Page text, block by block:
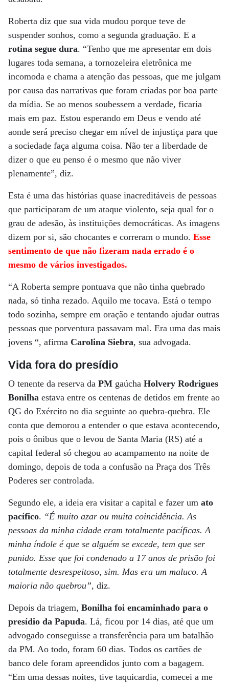
Roberta diz que sua vida mudou porque teve de
suspender sonhos, como a segunda graduação. E a
rotina segue dura. “Tenho que me apresentar em dois
lugares toda semana, a tornozeleira eletrônica me
incomoda e chama a atenção das pessoas, que me julgam
por causa das narrativas que foram criadas por boa parte
da mídia. Se ao menos soubessem a verdade, ficaria
mais em paz. Estou esperando em Deus e vendo até
aonde será preciso chegar em nível de injustiça para que
a sociedade faça alguma coisa. Não ter a liberdade de
dizer o que eu penso é o mesmo que não viver
plenamente”, diz.
Esta é uma das histórias quase inacreditáveis de pessoas
que participaram de um ataque violento, seja qual for o
grau de adesão, às instituições democráticas. As imagens
dizem por si, são chocantes e correram o mundo. Esse
sentimento de que não fizeram nada errado é o
mesmo de vários investigados.
“A Roberta sempre pontuava que não tinha quebrado
nada, só tinha rezado. Aquilo me tocava. Está o tempo
todo sozinha, sempre em oração e tentando ajudar outras
pessoas que porventura passavam mal. Era uma das mais
jovens “, afirma Carolina Siebra, sua advogada.
Vida fora do presídio
O tenente da reserva da PM gaúcha Holvery Rodrigues
Bonilha estava entre os centenas de detidos em frente ao
QG do Exército no dia seguinte ao quebra-quebra. Ele
conta que demorou a entender o que estava acontecendo,
pois o ônibus que o levou de Santa Maria (RS) até a
capital federal só chegou ao acampamento na noite de
domingo, depois de toda a confusão na Praça dos Três
Poderes ser controlada.
Segundo ele, a ideia era visitar a capital e fazer um ato
pacífico. “É muito azar ou muita coincidência. As
pessoas da minha cidade eram totalmente pacíficas. A
minha índole é que se alguém se excede, tem que ser
punido. Esse que foi condenado a 17 anos de prisão foi
totalmente desrespeitoso, sim. Mas era um maluco. A
maioria não quebrou”, diz.
Depois da triagem, Bonilha foi encaminhado para o
presídio da Papuda. Lá, ficou por 14 dias, até que um
advogado conseguisse a transferência para um batalhão
da PM. Ao todo, foram 60 dias. Todos os cartões de
banco dele foram apreendidos junto com a bagagem.
“Em uma dessas noites, tive taquicardia, comecei a me